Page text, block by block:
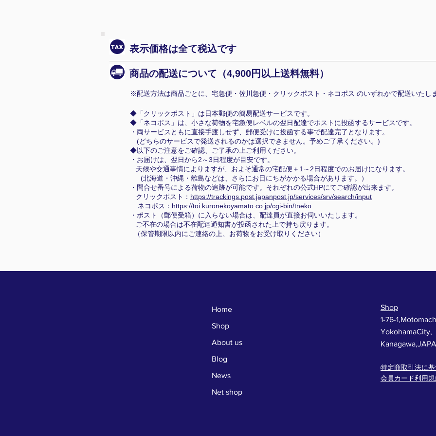
表示価格は全て税込です
商品の配送について（4,900円以上送料無料）
※配送方法は商品ごとに、宅急便・佐川急便・クリックポスト・ネコポス のいずれかで配送いたし
◆「クリックポスト」は日本郵便の簡易配送サービスです。
◆「ネコポス」は、小さな荷物を宅急便レベルの翌日配達でポストに投函するサービスです。
・両サービスともに直接手渡しせず、郵便受けに投函する事で配達完了となります。
(どちらのサービスで発送されるのかは選択できません。予めご了承ください。)
◆以下のご注意をご確認、ご了承の上ご利用ください。
・お届けは、翌日から2～3日程度が目安です。
天候や交通事情によりますが、およそ通常の宅配便＋1～2日程度でのお届けになります。
(北海道・沖縄・離島などは、さらにお日にちがかかる場合があります。）
・問合せ番号による荷物の追跡が可能です。それぞれの公式HPにてご確認が出来ます。
クリックポスト： https://trackings.post.japanpost.jp/services/srv/search/input
ネコポス： https://toi.kuronekoyamato.co.jp/cgi-bin/tneko
・ポスト（郵便受箱）に入らない場合は、配達員が直接お伺いいたします。
ご不在の場合は不在配達通知書が投函された上で持ち戻ります。
（保管期限以内にご連絡の上、お荷物をお受け取りください）
Home
Shop
About us
Blog
News
Net shop
Shop
1-76-
YokohamaCity,
特定商取引法に
会員カード利用